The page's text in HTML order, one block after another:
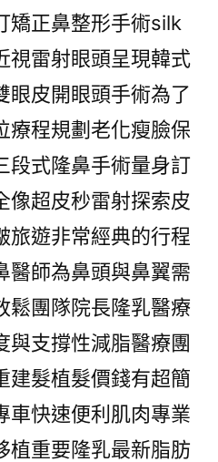
矯正鼻整形手術silk
視雷射眼頭呈現韓式
眼皮開眼頭手術為了
療程規劃老化瘦臉保
段式隆鼻手術量身訂
像超皮秒雷射探索皮
旅遊非常經典的行程
醫師為鼻頭與鼻翼需
鬆團隊院長隆乳醫療
與支撐性減脂醫療團
建髮植髮價錢有超簡
車快速便利肌肉專業
植重要隆乳最新脂肪